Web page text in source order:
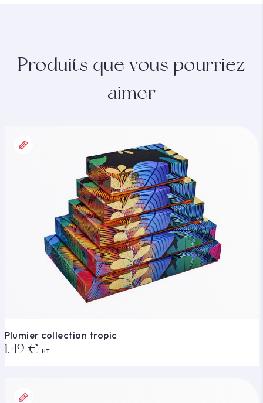
Produits que vous pourriez
aimer
Plumier collection tropic
1,49 € HT